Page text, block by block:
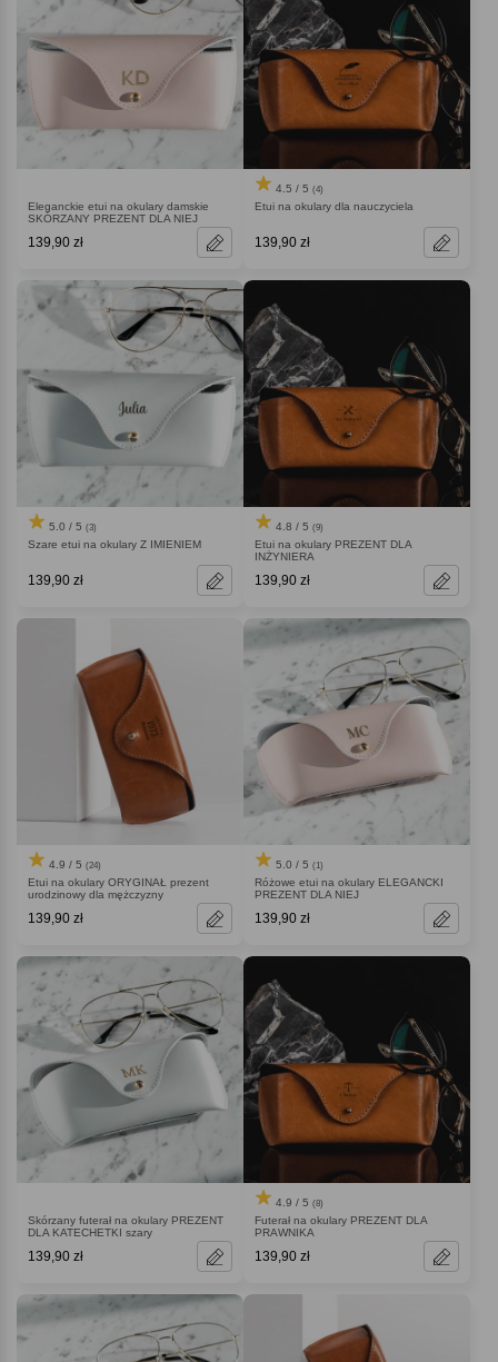
Eleganckie etui na okulary damskie
SKÓRZANY PREZENT DLA NIEJ
139,90 zł
4.5 / 5 (4)
Etui na okulary dla nauczyciela
139,90 zł
5.0 / 5 (3)
Szare etui na okulary Z IMIENIEM
139,90 zł
4.8 / 5 (9)
Etui na okulary PREZENT DLA
INŻYNIERA
139,90 zł
4.9 / 5 (24)
Etui na okulary ORYGINAŁ prezent
urodzinowy dla mężczyzny
139,90 zł
5.0 / 5 (1)
Różowe etui na okulary ELEGANCKI
PREZENT DLA NIEJ
139,90 zł
Skórzany futerał na okulary PREZENT
DLA KATECHETKI szary
139,90 zł
4.9 / 5 (8)
Futerał na okulary PREZENT DLA
PRAWNIKA
139,90 zł